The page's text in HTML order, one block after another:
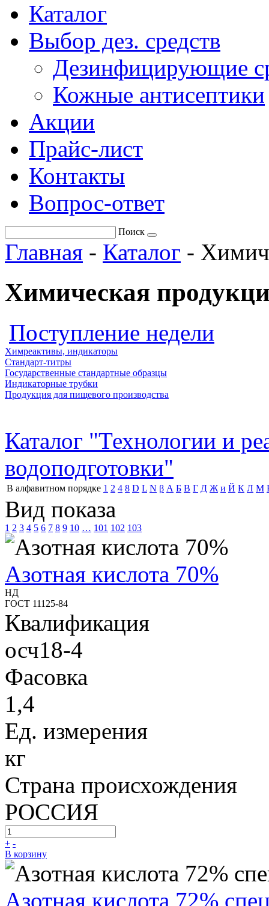
Каталог
Выбор дез. средств
Дезинфицирующие
Кожные антисептики
Акции
Прайс-лист
Контакты
Вопрос-ответ
Поиск
Главная - Каталог -
Химическая
Поступление недели
Химреактивы, индикаторы
Стандарт-титры
Государственные стандартные образцы
Индикаторные трубки
Продукция для пищевого производства
Каталог "Технологии и
водоподготовки"
В алфавитном порядке 1 2 4 8 D L N β А Б В Г Д Ж и Й К Л М
Вид показа
1 2 3 4 5 6 7 8 9 10 … 101 102 103
Азотная кислота 70%
НД
ГОСТ 11125-84
Квалификация
осч18-4
Фасовка
1,4
Ед. измерения
кг
Страна происхождения
РОССИЯ
+ -
В корзину
Азотная кислота 72%